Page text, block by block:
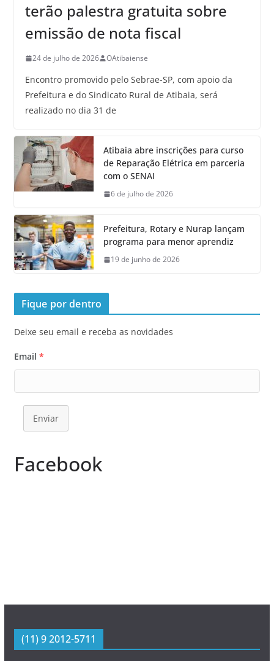
terão palestra gratuita sobre
emissão de nota fiscal
24 de julho de 2026 OAtibaiense
Encontro promovido pelo Sebrae-SP, com apoio da
Prefeitura e do Sindicato Rural de Atibaia, será
realizado no dia 31 de
Atibaia abre inscrições para curso
de Reparação Elétrica em parceria
com o SENAI
6 de julho de 2026
Prefeitura, Rotary e Nurap lançam
programa para menor aprendiz
19 de junho de 2026
Fique por dentro
Deixe seu email e receba as novidades
Email *
Enviar
Facebook
(11) 9 2012-5711